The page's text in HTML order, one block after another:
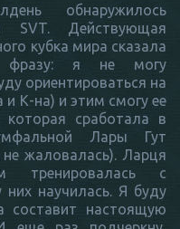
обнаружилось
Действующая
кубка мира сказала
фразу: я не могу
ориентироваться на
и К-на) и этим смогу ее
которая сработала в
Лары Гут
жаловалась). Ларця
тренировалась с
научилась. Я буду
составит настоящую